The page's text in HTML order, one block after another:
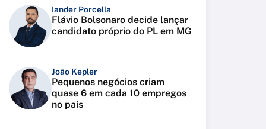
Iander Porcella
Flávio Bolsonaro decide lançar
candidato próprio do PL em MG
João Kepler
Pequenos negócios criam
quase 6 em cada 10 empregos
no país